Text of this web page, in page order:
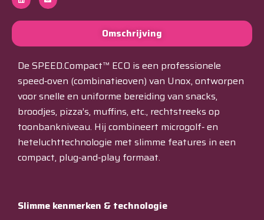
Omschrijving
De SPEED.Compact™ ECO is een professionele
speed‑oven (combinatie­oven) van Unox, ontworpen
voor snelle en uniforme bereiding van snacks,
broodjes, pizza’s, muffins, etc., rechtstreeks op
toonbankniveau. Hij combineert microgolf‑ en
heteluchttechnologie met slimme features in een
compact, plug‑and‑play formaat.
Slimme kenmerken & technologie